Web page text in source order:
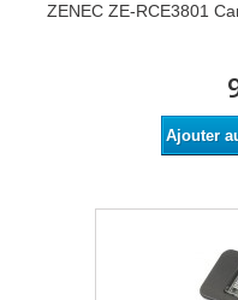
ZENEC ZE-RCE3801
Ajouter